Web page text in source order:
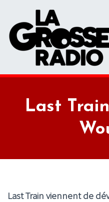
Last
Last Train viennent de